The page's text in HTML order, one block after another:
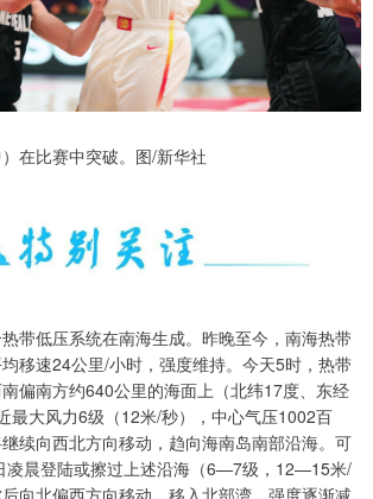
在比赛中突破。图/新华社
带低压系统在南海生成。昨晚至今，南海热带
移速24公里/小时，强度维持。今天5时，热带
偏南方约640公里的海面上（北纬17度、东经
最大风力6级（12米/秒），中心气压1002百
续向西北方向移动，趋向海南岛南部沿海。可
凌晨登陆或擦过上述沿海（6—7级，12—15米/
向北偏西方向移动，移入北部湾，强度逐渐减